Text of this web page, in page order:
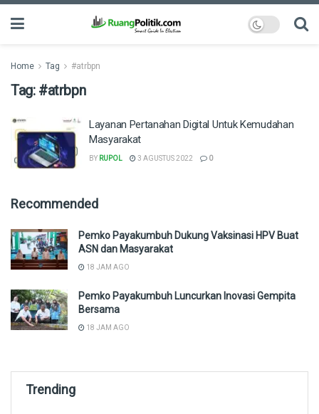
Home Tag #atrbpn
Tag: #atrbpn
Layanan Pertanahan Digital Untuk Kemudahan
Masyarakat
BY RUPOL 3 AGUSTUS 2022 0
Recommended
Pemko Payakumbuh Dukung Vaksinasi HPV Buat
ASN dan Masyarakat
18 JAM AGO
Pemko Payakumbuh Luncurkan Inovasi Gempita
Bersama
18 JAM AGO
Trending